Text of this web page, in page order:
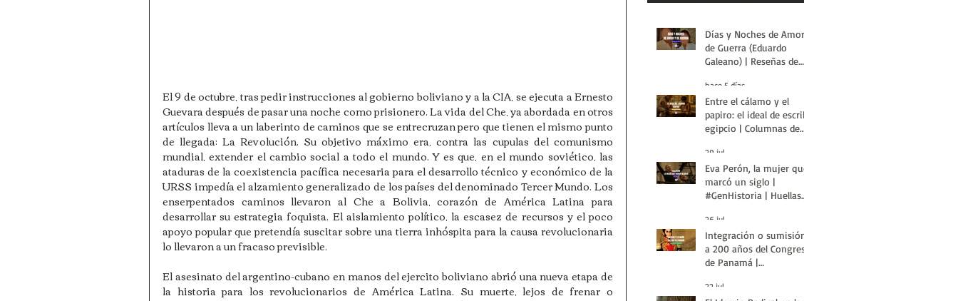
El 9 de octubre, tras pedir instrucciones al gobierno boliviano y a la CIA, se ejecuta a Ernesto
Guevara después de pasar una noche como prisionero. La vida del Che, ya abordada en otros
artículos lleva a un laberinto de caminos que se entrecruzan pero que tienen el mismo punto
de llegada: La Revolución. Su objetivo máximo era, contra las cupulas del comunismo
mundial, extender el cambio social a todo el mundo. Y es que, en el mundo soviético, las
ataduras de la coexistencia pacífica necesaria para el desarrollo técnico y económico de la
URSS impedía el alzamiento generalizado de los países del denominado Tercer Mundo. Los
enserpentados caminos llevaron al Che a Bolivia, corazón de América Latina para
desarrollar su estrategia foquista. El aislamiento político, la escasez de recursos y el poco
apoyo popular que pretendía suscitar sobre una tierra inhóspita para la causa revolucionaria
lo llevaron a un fracaso previsible.
El asesinato del argentino-cubano en manos del ejercito boliviano abrió una nueva etapa de
la historia para los revolucionarios de América Latina. Su muerte, lejos de frenar o
Días y Noches de Amor y
de Guerra (Eduardo
Galeano) | Reseñas de
Historia
hace 5 días
Entre el cálamo y el
papiro: el ideal de escriba
egipcio | Columnas de
Historia
29 jul
Eva Perón, la mujer que
marcó un siglo |
#GenHistoria | Huellas
26 jul
Integración o sumisión:
a 200 años del Congreso
de Panamá |
as | Huellas de la
22 jul